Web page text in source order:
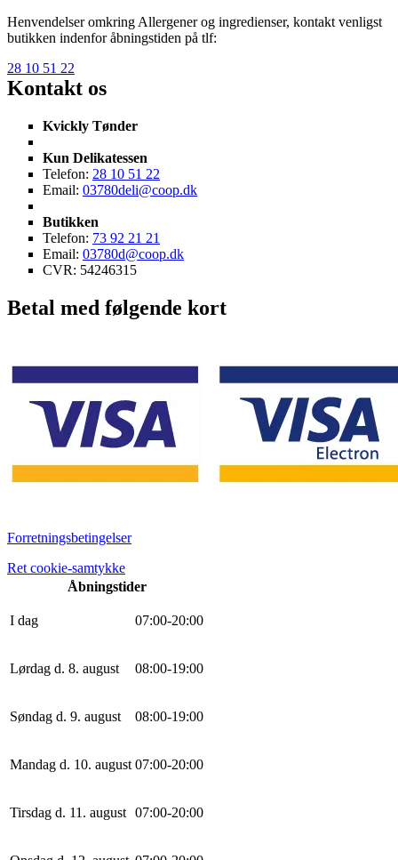
Henvendelser omkring Allergener og ingredienser, kontakt venligst
butikken indenfor åbningstiden på tlf:
28 10 51 22
Kontakt os
Kvickly Tønder
Kun Delikatessen
Telefon: 28 10 51 22
Email: 03780deli@coop.dk
Butikken
Telefon: 73 92 21 21
Email: 03780d@coop.dk
CVR: 54246315
Betal med følgende kort
Forretningsbetingelser
Ret cookie-samtykke
Åbningstider
I dag 07:00-20:00
Lørdag d. 8. august 08:00-19:00
Søndag d. 9. august 08:00-19:00
Mandag d. 10. august 07:00-20:00
Tirsdag d. 11. august 07:00-20:00